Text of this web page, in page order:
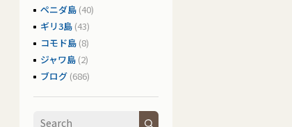
ペニダ島 (40)
ギリ3島 (43)
コモド島 (8)
ジャワ島 (2)
ブログ (686)